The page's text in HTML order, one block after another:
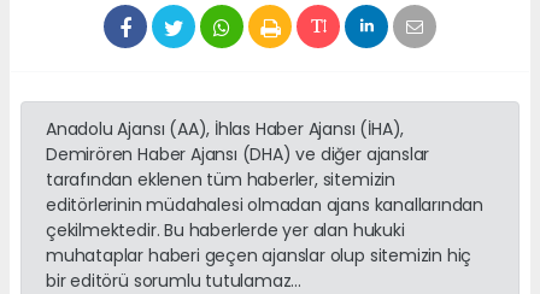
Anadolu Ajansı (AA), İhlas Haber Ajansı (İHA),
Demirören Haber Ajansı (DHA) ve diğer ajanslar
tarafından eklenen tüm haberler, sitemizin
editörlerinin müdahalesi olmadan ajans kanallarından
çekilmektedir. Bu haberlerde yer alan hukuki
muhataplar haberi geçen ajanslar olup sitemizin hiç
bir editörü sorumlu tutulamaz...